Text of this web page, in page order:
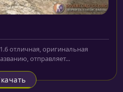
отличная, оригинальная
отправляет...